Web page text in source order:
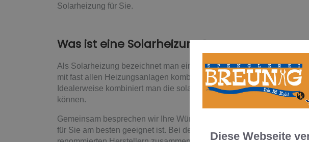
Solarheizung für Sie.
Was ist eine Solarheizung?
Als Solarheizung bezeichnet man eine solarthermische Anlage, die
mit fast allen Heizungsanlagen kombiniert werden – so haben Sie
Idealerweise kombiniert man die solarthermische Anlage mit einer
können.
Gemeinsam besprechen wir Ihre Wünsche und Anforderungen, um
für Sie am besten geeignet ist. Bei der Installation übernehmen wir
Diese Webseite